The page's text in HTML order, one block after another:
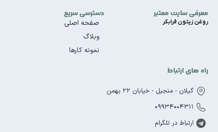
معرفی سایت معتبر
روغن زیتون فرابکر
دسترسی سریع
صفحه اصلی
وبلاگ
نمونه کارها
راه های ارتباط
گیلان - منجیل - خیابان 22 بهمن
09934004311
ارتباط در تلگرام